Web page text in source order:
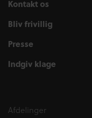
Kontakt os
Bliv frivillig
Presse
Indgiv klage
Afdelinger